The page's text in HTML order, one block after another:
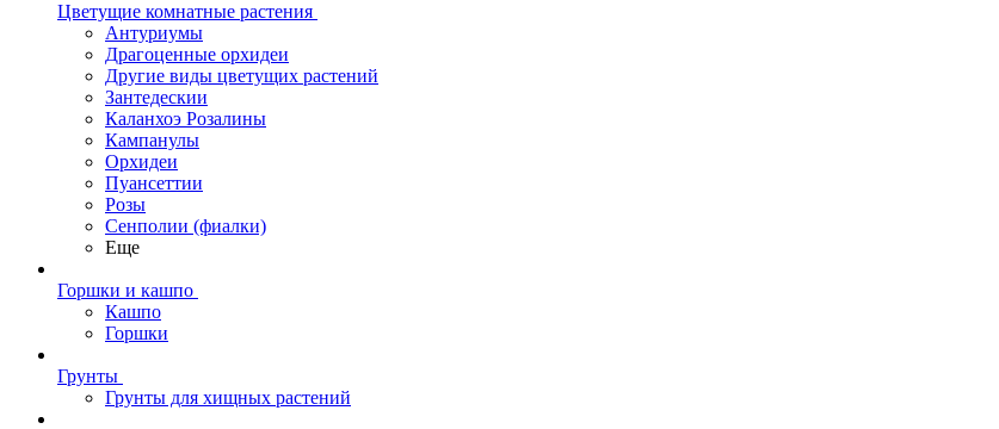
Цветущие комнатные растения
Антуриумы
Драгоценные орхидеи
Другие виды цветущих растений
Зантедескии
Каланхоэ Розалины
Кампанулы
Орхидеи
Пуансеттии
Розы
Сенполии (фиалки)
Еще
Горшки и кашпо
Кашпо
Горшки
Грунты
Грунты для хищных растений